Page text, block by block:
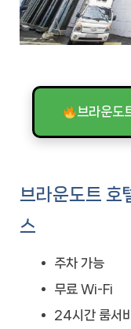
브라운도
브라운도트 호
스
주차 가능
무료 Wi-Fi
24시간 룸서